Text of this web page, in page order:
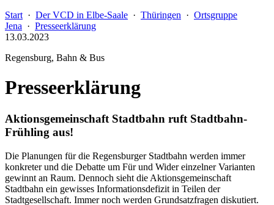
Start · Der VCD in Elbe-Saale · Thüringen · Ortsgruppe
Jena · Presseerklärung
13.03.2023
Regensburg, Bahn & Bus
Presseerklärung
Aktionsgemeinschaft Stadtbahn ruft Stadtbahn-
Frühling aus!
Die Planungen für die Regensburger Stadtbahn werden immer
konkreter und die Debatte um Für und Wider einzelner Varianten
gewinnt an Raum. Dennoch sieht die Aktionsgemeinschaft
Stadtbahn ein gewisses Informationsdefizit in Teilen der
Stadtgesellschaft. Immer noch werden Grundsatzfragen diskutiert.